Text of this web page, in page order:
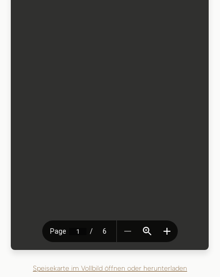
Speisekarte im Vollbild öffnen oder herunterladen